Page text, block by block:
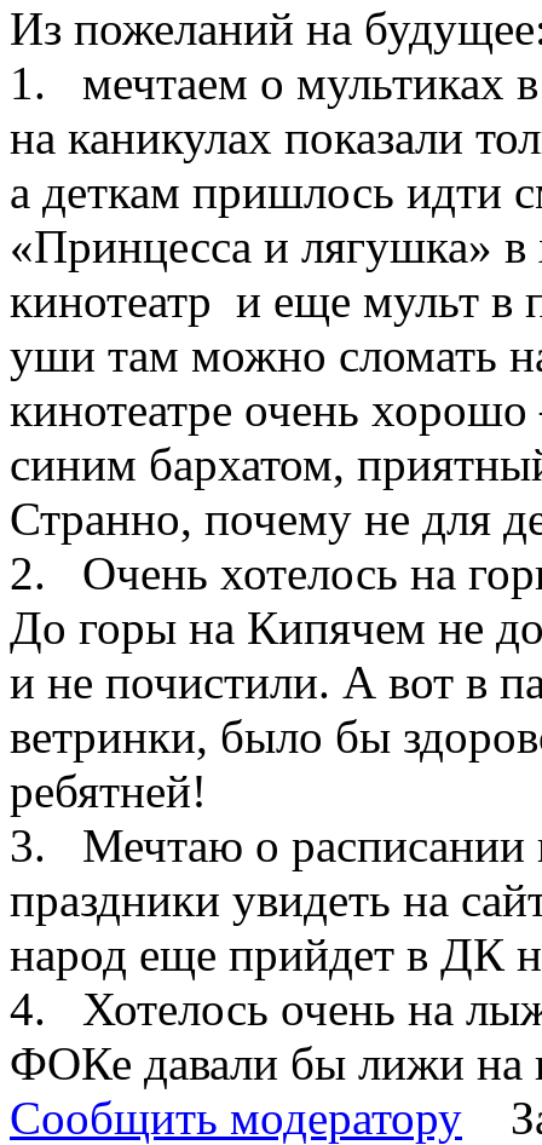
Из пожеланий на
1. мечтаем о мультиках
на каникулах показали
а деткам пришлось идти
«Принцесса и лягушка»
кинотеатр и еще мульт в
уши там можно сломать
кинотеатре очень
синим бархатом,
Странно, почему не для
2. Очень хотелось на
До горы на Кипячем не
и не почистили. А вот в
ветринки, было бы
ребятней!
3. Мечтаю о расписании
праздники увидеть на
народ еще прийдет в ДК
4. Хотелось очень на
ФОКе давали бы лижи на
Сообщить модератору